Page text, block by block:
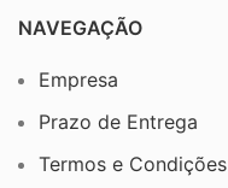
NAVEGAÇÃO
Empresa
Prazo de Entrega
Termos e Condições